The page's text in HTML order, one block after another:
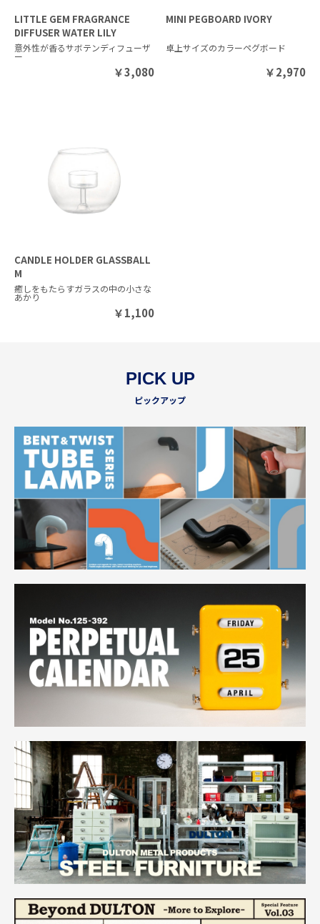
LITTLE GEM FRAGRANCE
DIFFUSER WATER LILY
意外性が香るサボテンディフューザ
ー
￥3,080
MINI PEGBOARD IVORY
卓上サイズのカラーペグボード
￥2,970
CANDLE HOLDER GLASSBALL
M
癒しをもたらすガラスの中の小さな
あかり
￥1,100
PICK UP
ピックアップ